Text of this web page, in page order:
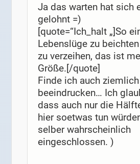
Ja das warten hat sich
gelohnt =)
[quote=“Ich_halt „]So
Lebenslüge zu
zu verzeihen, das ist
Größe.[/quote]
Finde ich auch ziemlich
beeindrucken… Ich
dass auch nur die
hier soetwas tun
selber wahrscheinlich
eingeschlossen. )